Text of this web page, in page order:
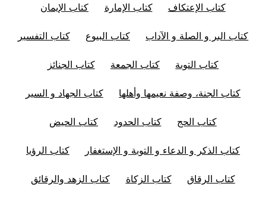
كتاب الإعتكاف كتاب الإمارة كتاب الإيمان
كتاب البر و الصلة و الآداب كتاب البيوع كتاب التفسير
كتاب التوبة كتاب الجمعة كتاب الجنائز
كتاب الجنة، وصفة نعيمها وأهلها كتاب الجهاد و السير
كتاب الحج كتاب الحدود كتاب الحيض
كتاب الذكر و الدعاء و التوبة و الإستغفار كتاب الرؤيا
كتاب الرقاق كتاب الزكاة كتاب الزهد والرقائق